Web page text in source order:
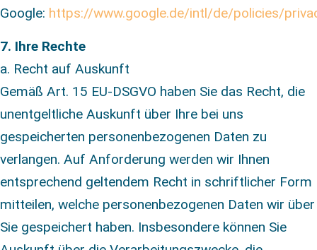
Google: https://www.google.de/intl/de/policies/
7. Ihre Rechte
a. Recht auf Auskunft
Gemäß Art. 15 EU-DSGVO haben Sie das Recht, die
unentgeltliche Auskunft über Ihre bei uns
gespeicherten personenbezogenen Daten zu
verlangen. Auf Anforderung werden wir Ihnen
entsprechend geltendem Recht in schriftlicher Form
mitteilen, welche personenbezogenen Daten wir über
Sie gespeichert haben. Insbesondere können Sie